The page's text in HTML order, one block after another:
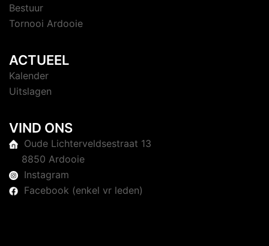
Bestuur
Tornooi Ardooie
ACTUEEL
Kalender
Uitslagen
VIND ONS
Oude Lichterveldsestraat 13
8850 Ardooie
Instagram
Facebook (enkel vr leden)